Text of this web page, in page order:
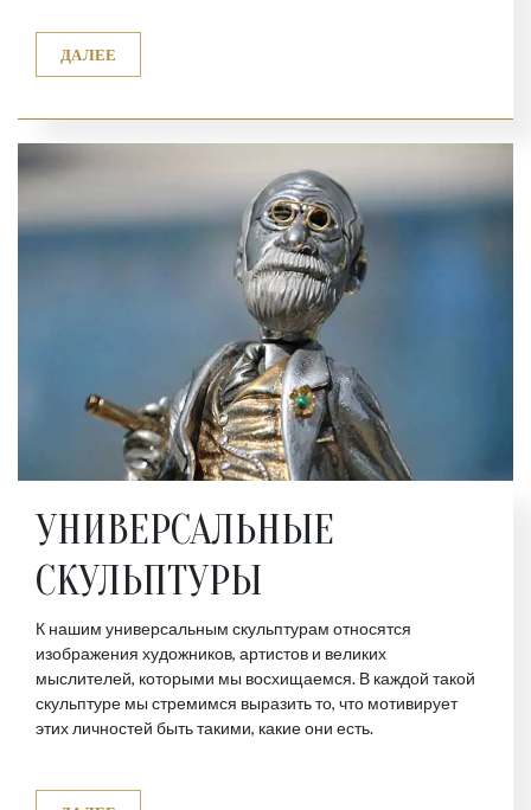
ДАЛЕЕ
УНИВЕРСАЛЬНЫЕ
СКУЛЬПТУРЫ
К нашим универсальным скульптурам относятся
изображения художников, артистов и великих
мыслителей, которыми мы восхищаемся. В каждой такой
скульптуре мы стремимся выразить то, что мотивирует
этих личностей быть такими, какие они есть.